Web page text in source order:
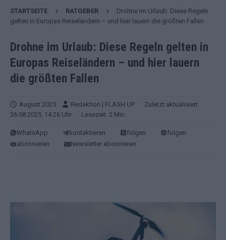
STARTSEITE RATGEBER
Drohne im Urlaub: Diese Regeln
gelten in Europas Reiseländern – und hier lauern die größten Fallen
Drohne im Urlaub: Diese Regeln gelten in
Europas Reiseländern – und hier lauern
die größten Fallen
August 2025 Redaktion | FLASH UP
· Zuletzt aktualisiert:
26.08.2025, 14:26 Uhr
· Lesezeit: 2 Min.
WhatsApp kontaktieren folgen
folgen
abonnieren
Newsletter abonnieren